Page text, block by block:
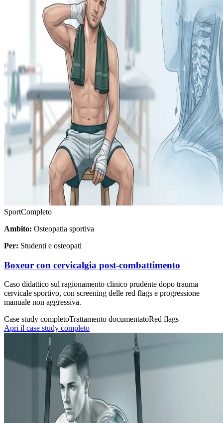
SportCompleto
Ambito: Osteopatia sportiva
Per: Studenti e osteopati
Boxeur con cervicalgia post-combattimento
Caso didattico sul ragionamento clinico prudente dopo trauma
cervicale sportivo, con screening delle red flags e progressione
manuale non aggressiva.
Case study completoTrattamento documentatoRed flags
Apri il case study completo